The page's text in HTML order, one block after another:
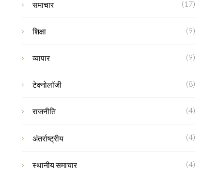
समाचार (17)
शिक्षा (9)
व्यापार (9)
टेक्नोलॉजी (8)
राजनीति (4)
अंतर्राष्ट्रीय (4)
स्थानीय समाचार (4)